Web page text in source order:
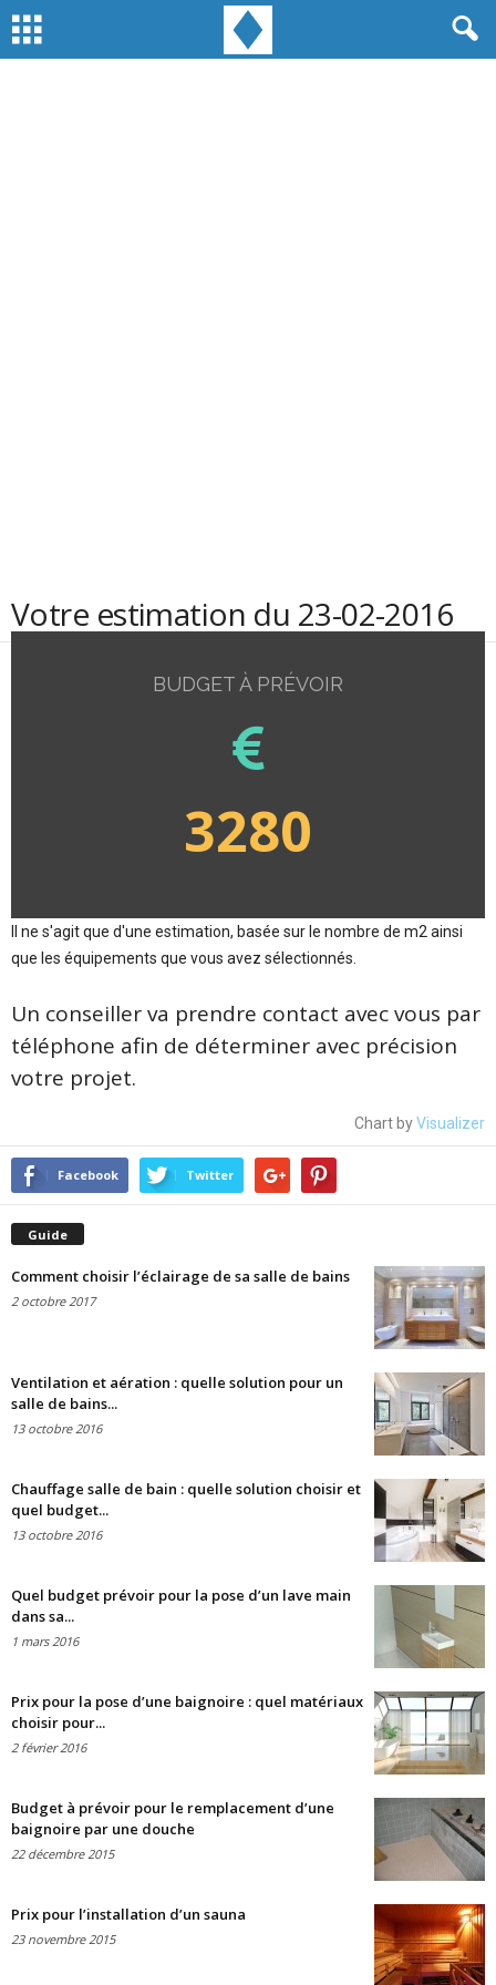
Votre estimation du 23-02-2016
BUDGET À PRÉVOIR
3280
Il ne s'agit que d'une estimation, basée sur le nombre de m2 ainsi
que les équipements que vous avez sélectionnés.
Un conseiller va prendre contact avec vous par
téléphone afin de déterminer avec précision
votre projet.
Chart byVisualizer
Facebook Twitter
Guide
Comment choisir l’éclairage de sa salle de bains
2 octobre 2017
Ventilation et aération : quelle solution pour un
salle de bains...
13 octobre 2016
Chauffage salle de bain : quelle solution choisir et
quel budget...
13 octobre 2016
Quel budget prévoir pour la pose d’un lave main
dans sa...
1 mars 2016
Prix pour la pose d’une baignoire : quel matériaux
choisir pour...
2 février 2016
Budget à prévoir pour le remplacement d’une
baignoire par une douche
22 décembre 2015
Prix pour l’installation d’un sauna
23 novembre 2015